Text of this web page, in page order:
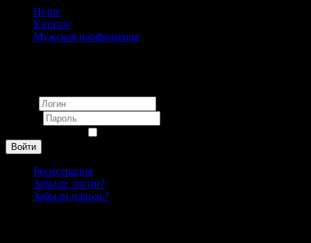
Home
Каталог
Мужская парфюмерия
Войти
Регистрация
Забыли логин?
Забыли пароль?